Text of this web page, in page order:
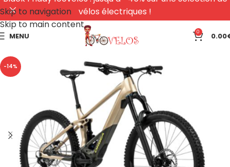
Skip to navigation
Skip to main content
MENU 0 0.00
-14%
vélos électriques !